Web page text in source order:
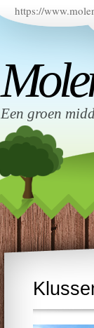
https://
Een groen